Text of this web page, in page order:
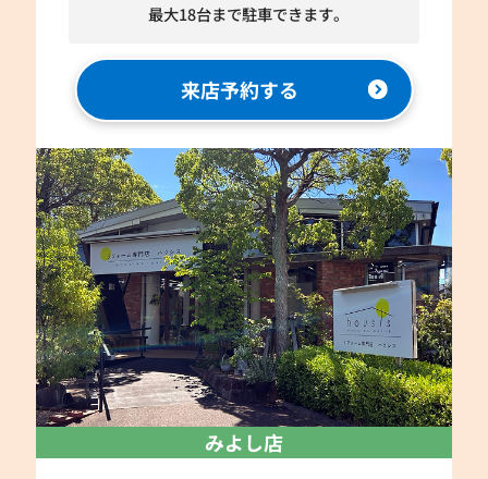
最大18台まで駐車できます。
来店予約する
みよし店